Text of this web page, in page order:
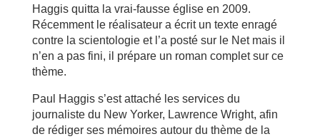
Haggis quitta la vrai-fausse église en 2009.
Récemment le réalisateur a écrit un texte enragé
contre la scientologie et l’a posté sur le Net mais il
n’en a pas fini, il prépare un roman complet sur ce
thème.
Paul Haggis s’est attaché les services du
journaliste du New Yorker, Lawrence Wright, afin
de rédiger ses mémoires autour du thème de la